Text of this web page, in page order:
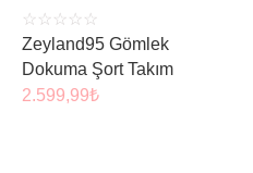
☆ ☆ ☆ ☆ ☆
Zeyland95 Gömlek
Dokuma Şort Takım
2.599,99₺